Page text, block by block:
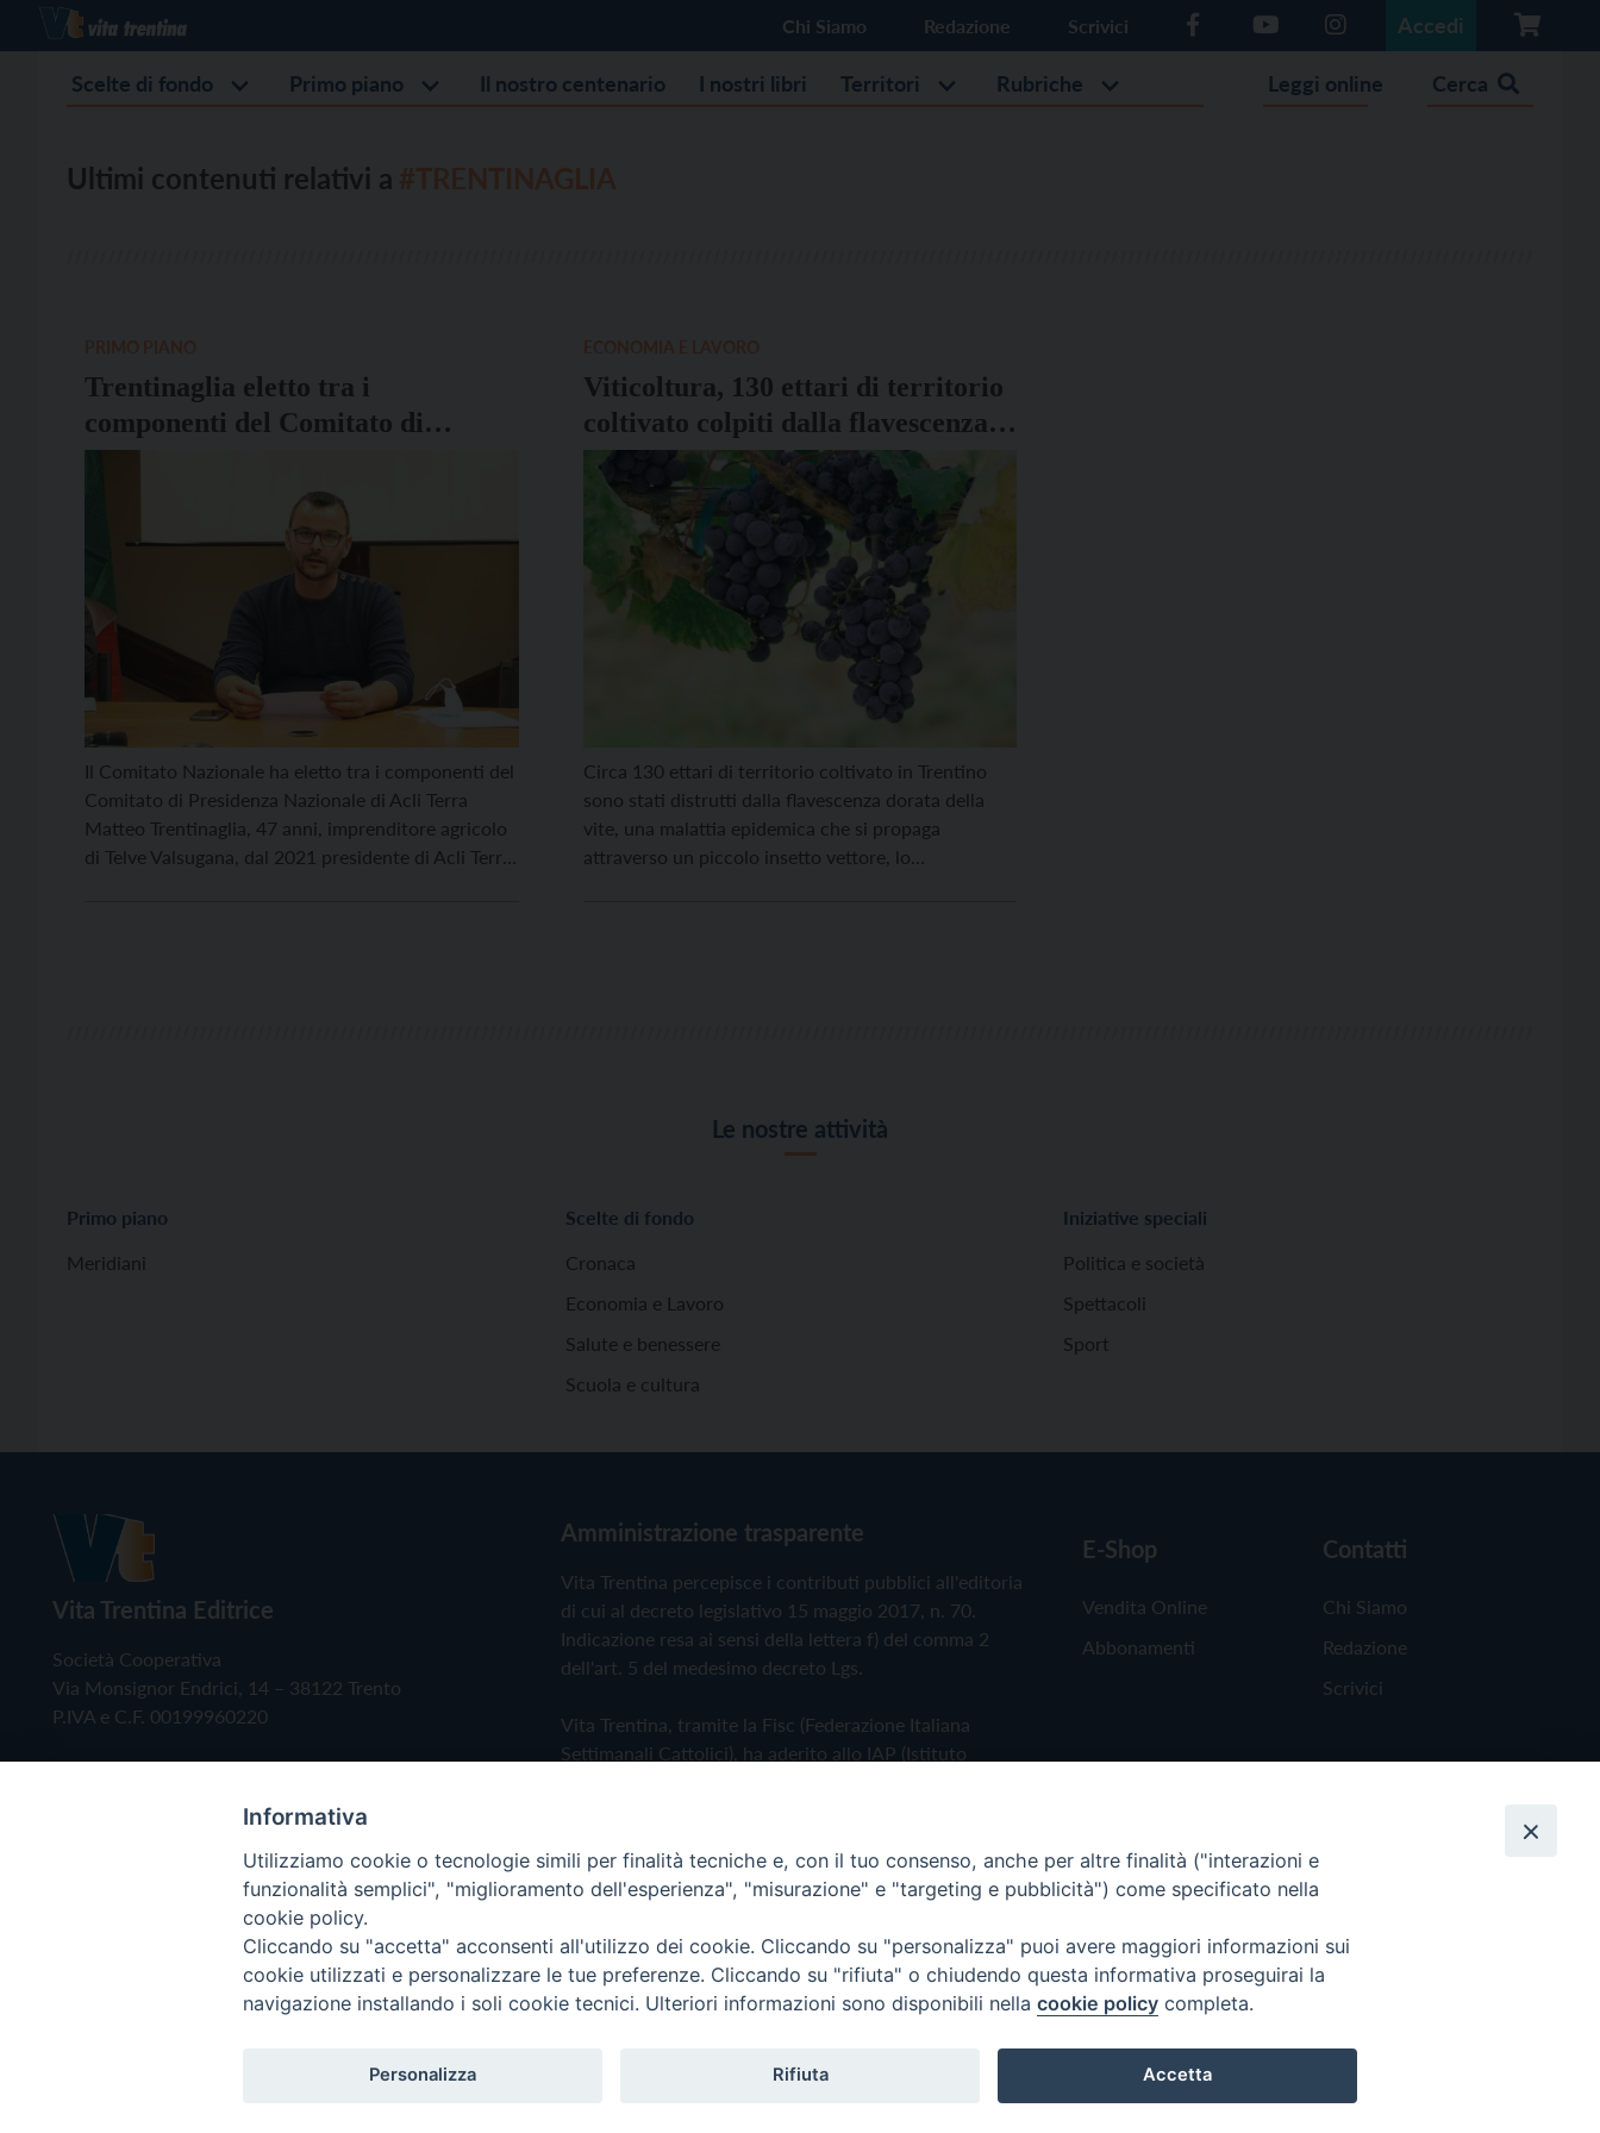
Chi Siamo Redazione Scrivici Accedi
Scelte di fondo Primo piano Il nostro centenario I nostri libri Territori Rubriche Leggi online Cerca
Ultimi contenuti relativi a
Trentinaglia eletto tra i
componenti del Comitato di
Presidenza Nazionale di Acli Terra
Il Comitato Nazionale ha eletto tra i componenti del
Comitato di Presidenza Nazionale di Acli Terra
Matteo Trentinaglia, 47 anni, imprenditore agricolo
di Telve Valsugana, dal 2021 presidente di Acli Terra
Viticoltura, 130 ettari di territorio
coltivato colpiti dalla flavescenza
dorata
Circa 130 ettari di territorio coltivato in Trentino
sono stati distrutti dalla flavescenza dorata della
vite, una malattia epidemica che si propaga
attraverso un piccolo insetto vettore, lo
Le nostre attività
Primo piano
Meridiani
Scelte di fondo
Cronaca
Economia e Lavoro
Salute e benessere
Scuola e cultura
Iniziative speciali
Politica e società
Spettacoli
Sport
Vita Trentina Editrice
Società Cooperativa
Via Monsignor Endrici, 14 – 38122 Trento
P.IVA e C.F. 00199960220
Amministrazione trasparente
Vita Trentina percepisce i contributi pubblici all'editoria
di cui al decreto legislativo 15 maggio 2017, n. 70.
Indicazione resa ai sensi della lettera f) del comma 2
dell'art. 5 del medesimo decreto Lgs.
Vita Trentina, tramite la Fisc (Federazione Italiana
Settimanali Cattolici), ha aderito allo IAP (Istituto
Privacy Policy Cookie Policy
E-Shop
Vendita Online
Abbonamenti
Contatti
Chi Siamo
Redazione
Scrivici
Copyright © 2019 - Tutti i diritti riservati - Vita Trentina Editrice
Informativa
Utilizziamo cookie o tecnologie simili per finalità tecniche e, con il tuo consenso, anche per altre finalità ("interazioni e
funzionalità semplici", "miglioramento dell'esperienza", "misurazione" e "targeting e pubblicità") come specificato nella
cookie policy.
Cliccando su "accetta" acconsenti all'utilizzo dei cookie. Cliccando su "personalizza" puoi avere maggiori informazioni sui
cookie utilizzati e personalizzare le tue preferenze. Cliccando su "rifiuta" o chiudendo questa informativa proseguirai la
navigazione installando i soli cookie tecnici. Ulteriori informazioni sono disponibili nella cookie policy completa.
Personalizza Rifiuta Accetta